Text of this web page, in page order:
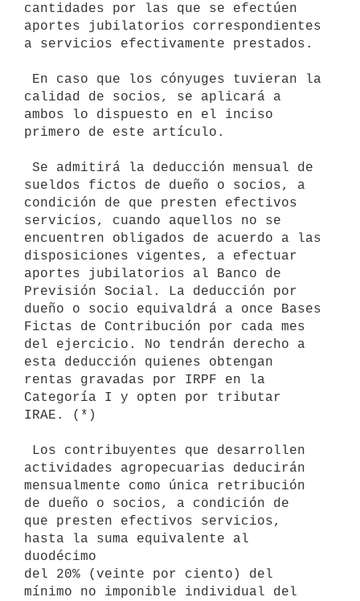
cantidades por las que se efectúen
aportes jubilatorios correspondientes
a servicios efectivamente prestados.
calidad de socios, se aplicará a
ambos lo dispuesto en el inciso
primero de este artículo.
sueldos fictos de dueño o socios, a
condición de que presten efectivos
servicios, cuando aquellos no se
encuentren obligados de acuerdo a las
disposiciones vigentes, a efectuar
aportes jubilatorios al Banco de
Previsión Social. La deducción por
dueño o socio equivaldrá a once Bases
Fictas de Contribución por cada mes
del ejercicio. No tendrán derecho a
esta deducción quienes obtengan
rentas gravadas por IRPF en la
Categoría I y opten por tributar
IRAE. (*)
actividades agropecuarias deducirán
mensualmente como única retribución
de dueño o socios, a condición de
que presten efectivos servicios,
hasta la suma equivalente al
duodécimo
del 20% (veinte por ciento) del
mínimo no imponible individual del